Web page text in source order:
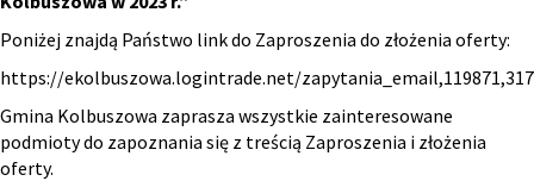
Poniżej znajdą Państwo link do Zaproszenia do złożenia oferty:
https://ekolbuszowa.logintrade.net/
Gmina Kolbuszowa zaprasza wszystkie zainteresowane
podmioty do zapoznania się z treścią Zaproszenia i złożenia
oferty.